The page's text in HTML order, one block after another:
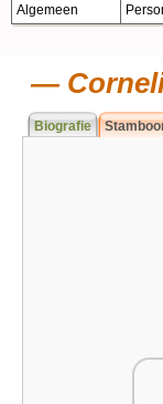
Algemeen
Biografie